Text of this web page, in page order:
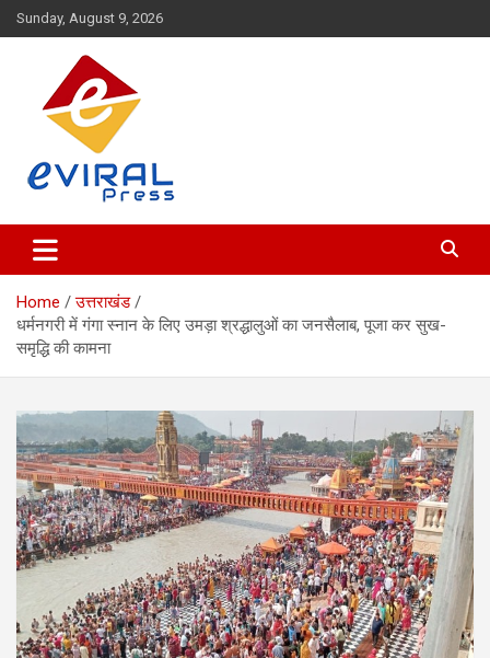
Skip
to
Sunday, August 9, 2026
Eviral Press
Home
उत्तराखंड
धर्मनगरी में गंगा स्नान के लिए उमड़ा श्रद्धालुओं का जनसैलाब, पूजा कर सुख-
समृद्धि की कामना